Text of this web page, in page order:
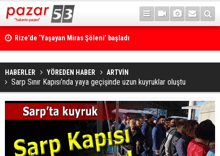
Rize’de ‘Yaşayan Miras Şöleni’ başladı
HABERLER YÖREDEN HABER ARTVİN
Sarp Sınır Kapısı’nda yaya geçişinde uzun kuyruklar oluştu